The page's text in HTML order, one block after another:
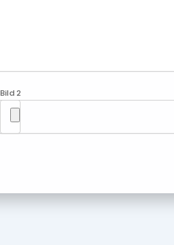
Bild 2